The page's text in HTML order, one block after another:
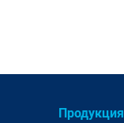
Продукция